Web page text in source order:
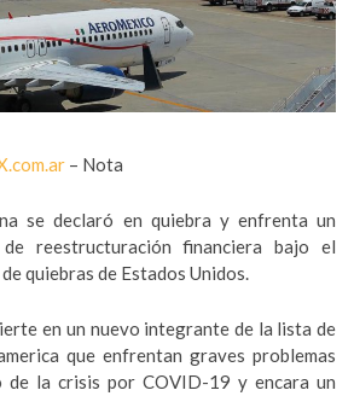
– Nota
se declaró en quiebra y enfrenta un
reestructuración financiera bajo el
quiebras de Estados Unidos.
en un nuevo integrante de la lista de
que enfrentan graves problemas
de la crisis por COVID-19 y encara un